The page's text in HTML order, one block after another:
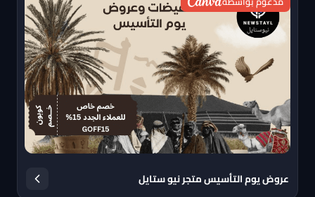
عروض يوم التأسيس متجر نيو ستايل